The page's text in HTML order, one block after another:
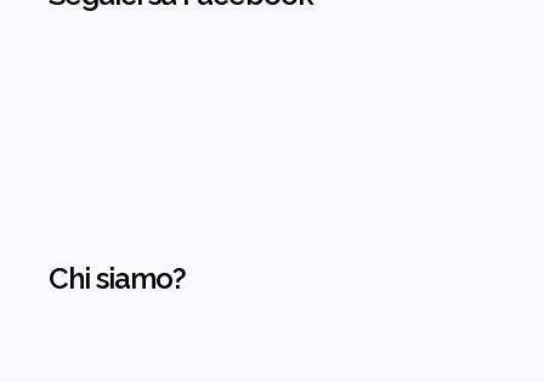
Chi siamo?